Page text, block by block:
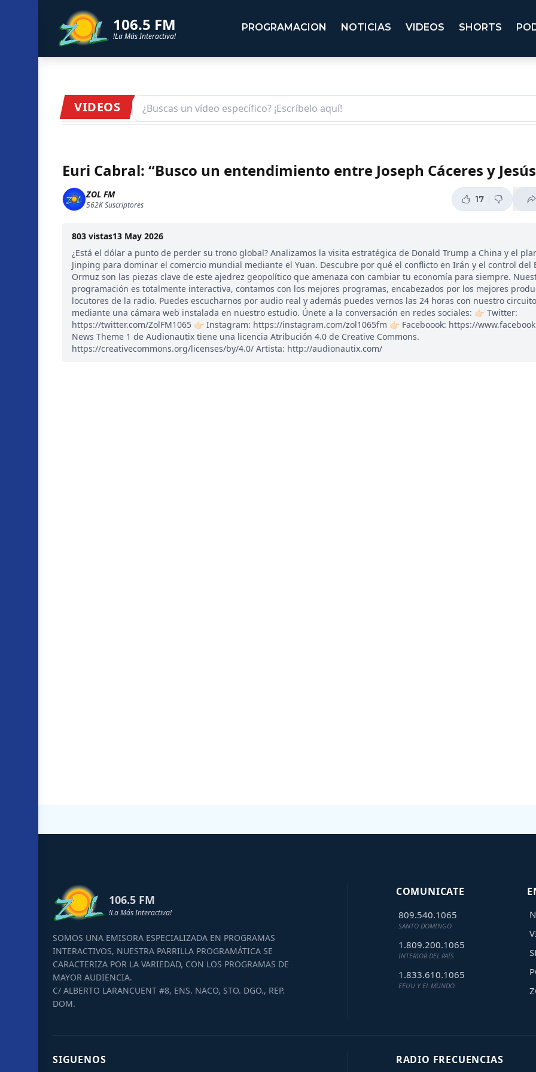
106.5 FM
!La Más Interactiva!
PROGRAMACION NOTICIAS VIDEOS SHORTS
VIDEOS
Euri Cabral: “Busco un entendimiento entre Joseph Cáceres y
ZOL FM
562KSuscriptores
17
803 vistas13 May 2026
¿Está el dólar a punto de perder su trono global? Analizamos la visita estratégica de Donald Trump a China y el
Jinping para dominar el comercio mundial mediante el Yuan. Descubre por qué el conflicto en Irán y el control del
Ormuz son las piezas clave de este ajedrez geopolítico que amenaza con cambiar tu economía para siempre.
programación es totalmente interactiva, contamos con los mejores programas, encabezados por los mejores
locutores de la radio. Puedes escucharnos por audio real y además puedes vernos las 24 horas con nuestro
mediante una cámara web instalada en nuestro estudio. Únete a la conversación en redes sociales: 👉🏻 Twitter:
https://twitter.com/ZolFM1065 👉🏻 Instagram: https://instagram.com/zol1065fm 👉🏻 Faceboook: https://
News Theme 1 de Audionautix tiene una licencia Atribución 4.0 de Creative Commons.
https://creativecommons.org/licenses/by/4.0/ Artista: http://audionautix.com/
106.5 FM
!La Más Interactiva!
SOMOS UNA EMISORA ESPECIALIZADA EN PROGRAMAS
INTERACTIVOS, NUESTRA PARRILLA PROGRAMÁTICA SE
CARACTERIZA POR LA VARIEDAD, CON LOS PROGRAMAS DE
MAYOR AUDIENCIA.
C/ ALBERTO LARANCUENT #8, ENS. NACO, STO. DGO., REP.
DOM.
COMUNICATE
809.540.1065
SANTO DOMINGO
1.809.200.1065
INTERIOR DEL PAÍS
1.833.610.1065
EEUU Y EL MUNDO
SIGUENOS RADIO FRECUENCIAS